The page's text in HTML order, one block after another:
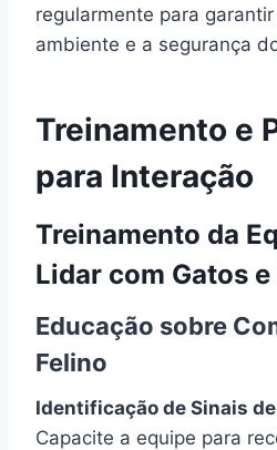
regularmente para
ambiente e a segurança
Treinamento e
para Interação
Treinamento da
Lidar com Gatos
Educação sobre
Felino
Identificação de Sinais
Capacite a equipe para